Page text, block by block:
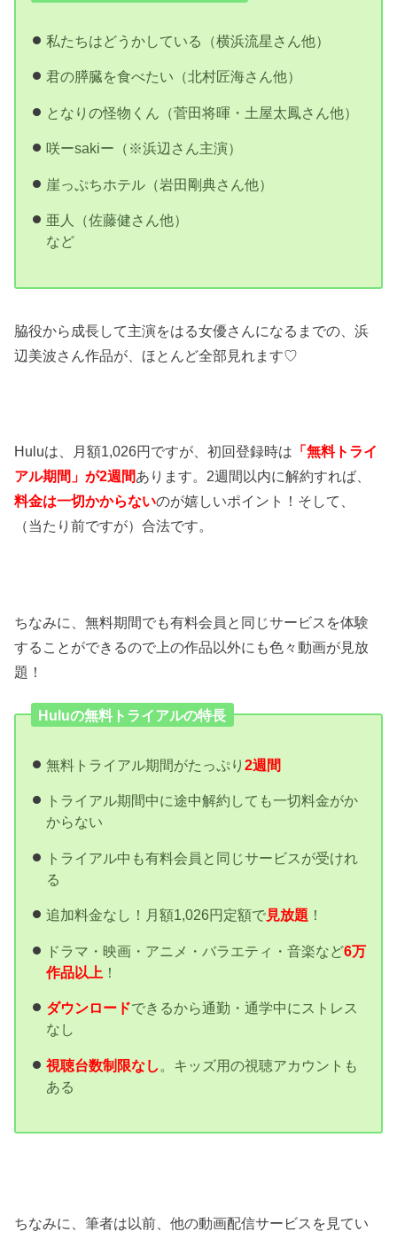
私たちはどうかしている（横浜流星さん他）
君の膵臓を食べたい（北村匠海さん他）
となりの怪物くん（菅田将暉・土屋太鳳さん他）
咲ーsakiー（※浜辺さん主演）
崖っぷちホテル（岩田剛典さん他）
亜人（佐藤健さん他）
など
脇役から成長して主演をはる女優さんになるまでの、浜
辺美波さん作品が、ほとんど全部見れます♡
Huluは、月額1,026円ですが、初回登録時は 「無料トライ
アル期間」が2週間あります。2週間以内に解約すれば、
料金は一切かからないのが嬉しいポイント！そして、
（当たり前ですが）合法です。
ちなみに、無料期間でも有料会員と同じサービスを体験
することができるので上の作品以外にも色々動画が見放
題！
Huluの無料トライアルの特長
無料トライアル期間がたっぷり 2週間
トライアル期間中に途中解約しても一切料金がか
からない
トライアル中も有料会員と同じサービスが受けれ
る
追加料金なし！月額1,026円定額で見放題 ！
ドラマ・映画・アニメ・バラエティ・音楽など6万
作品以上 ！
ダウンロードできるから通勤・通学中にストレス
なし
視聴台数制限なし 。キッズ用の視聴アカウントも
ある
ちなみに、筆者は以前、他の動画配信サービスを見てい